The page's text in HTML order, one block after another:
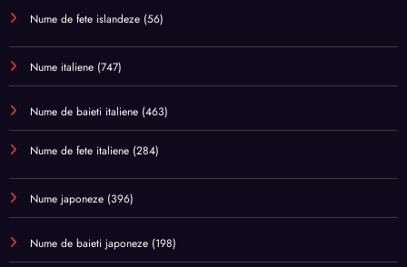
Nume de fete islandeze (56)
Nume italiene (747)
Nume de baieti italiene (463)
Nume de fete italiene (284)
Nume japoneze (396)
Nume de baieti japoneze (198)